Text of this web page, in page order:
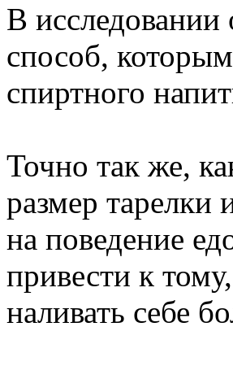
В исследовании
способ,
спиртного
Точно так же,
размер тарелки
на поведение
привести к
наливать себе